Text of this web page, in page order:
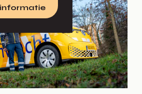
informatie